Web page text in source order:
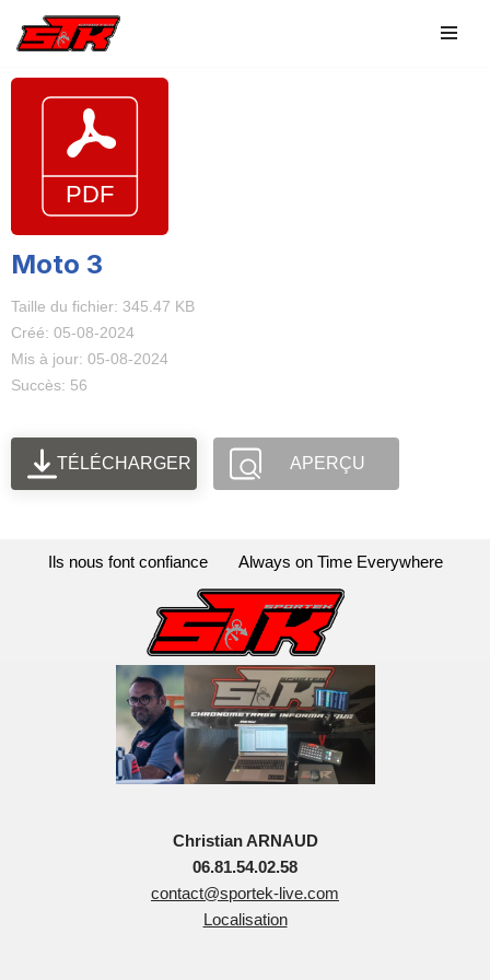
contenu
Moto 3
Taille du fichier: 345.47 KB
Créé: 05-08-2024
Mis à jour: 05-08-2024
Succès: 56
TÉLÉCHARGER APERÇU
Ils nous font confiance Always on Time Everywhere
Christian ARNAUD
06.81.54.02.58
contact@sportek-live.com
Localisation